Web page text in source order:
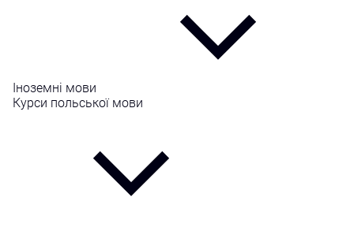
Іноземні мови
Курси польської мови